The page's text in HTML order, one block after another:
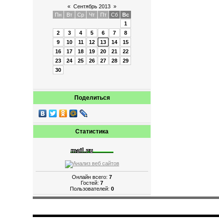
« Сентябрь 2013 »
Пн
Вт Ср Чт Пт Сб
Вс
1
2
3 4 5 6 7
8
9
10 11 12 13 14
15
16
17 18 19 20 21
22
23
24 25 26 27 28
29
30
Поделиться
Статистика
Онлайн всего:7
Гостей:7
Пользователей:0